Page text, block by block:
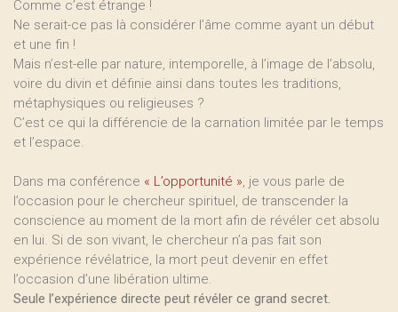
Comme c’est étrange !
Ne serait-ce pas là considérer l’âme comme ayant un début
et une fin !
Mais n’est-elle par nature, intemporelle, à l’image de l’absolu,
voire du divin et définie ainsi dans toutes les traditions,
métaphysiques ou religieuses ?
C’est ce qui la différencie de la carnation limitée par le temps
et l’espace.
Dans ma conférence « L’opportunité », je vous parle de
l’occasion pour le chercheur spirituel, de transcender la
conscience au moment de la mort afin de révéler cet absolu
en lui. Si de son vivant, le chercheur n’a pas fait son
expérience révélatrice, la mort peut devenir en effet
l’occasion d’une libération ultime.
Seule l’expérience directe peut révéler ce grand secret.